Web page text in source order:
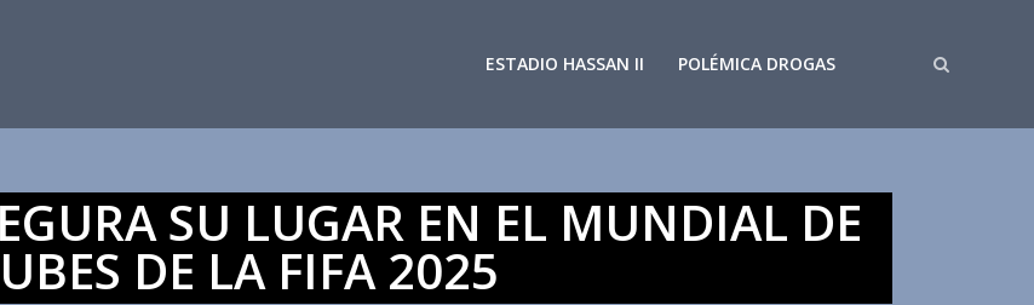
ESTADIO HASSAN II POLÉMICA DROGAS
SU LUGAR EN EL MUNDIAL DE
DE LA FIFA 2025